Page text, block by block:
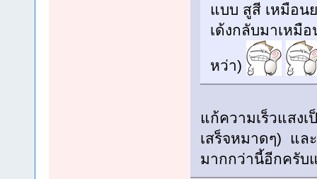
แบบ สูสี เหมือน
เด้งกลับมาเหมื
หว่า)
แก้ความเร็วแสง
เสร็จหมาดๆ) แล
มากกว่านี้อีกครับ